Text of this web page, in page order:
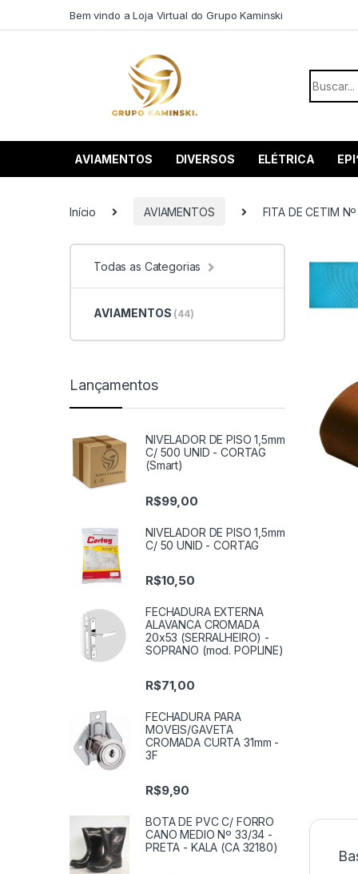
Bem vindo a Loja Virtual do Grupo Kaminski
AVIAMENTOS DIVERSOS ELÉTRICA
Início AVIAMENTOS FITA DE CETIM
Todas as Categorias
AVIAMENTOS (44)
Lançamentos
NIVELADOR DE PISO 1,5mm
C/ 500 UNID - CORTAG
(Smart)
R$99,00
NIVELADOR DE PISO 1,5mm
C/ 50 UNID - CORTAG
R$10,50
FECHADURA EXTERNA
ALAVANCA CROMADA
20x53 (SERRALHEIRO) -
SOPRANO (mod. POPLINE)
R$71,00
FECHADURA PARA
MOVEIS/GAVETA
CROMADA CURTA 31mm -
3F
R$9,90
BOTA DE PVC C/ FORRO
CANO MEDIO Nº 33/34 -
PRETA - KALA (CA 32180)